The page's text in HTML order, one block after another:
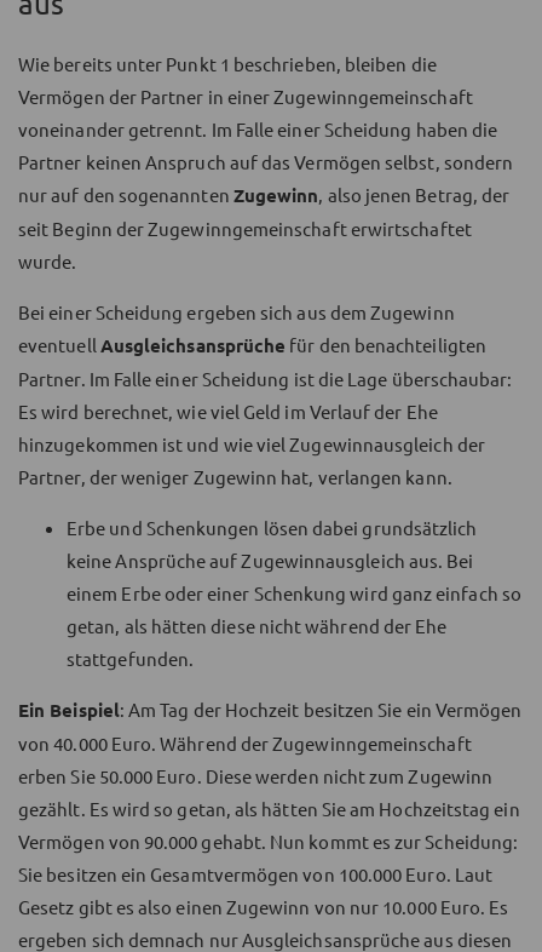
Wie bereits unter Punkt 1 beschrieben, bleiben die
Vermögen der Partner in einer Zugewinngemeinschaft
voneinander getrennt. Im Falle einer Scheidung haben die
Partner keinen Anspruch auf das Vermögen selbst, sondern
nur auf den sogenannten Zugewinn, also jenen Betrag, der
seit Beginn der Zugewinngemeinschaft erwirtschaftet
wurde.
Bei einer Scheidung ergeben sich aus dem Zugewinn
eventuell Ausgleichsansprüche für den benachteiligten
Partner. Im Falle einer Scheidung ist die Lage überschaubar:
Es wird berechnet, wie viel Geld im Verlauf der Ehe
hinzugekommen ist und wie viel Zugewinnausgleich der
Partner, der weniger Zugewinn hat, verlangen kann.
Erbe und Schenkungen lösen dabei grundsätzlich
keine Ansprüche auf Zugewinnausgleich aus. Bei
einem Erbe oder einer Schenkung wird ganz einfach so
getan, als hätten diese nicht während der Ehe
stattgefunden.
Ein Beispiel: Am Tag der Hochzeit besitzen Sie ein Vermögen
von 40.000 Euro. Während der Zugewinngemeinschaft
erben Sie 50.000 Euro. Diese werden nicht zum Zugewinn
gezählt. Es wird so getan, als hätten Sie am Hochzeitstag ein
Vermögen von 90.000 gehabt. Nun kommt es zur Scheidung:
Sie besitzen ein Gesamtvermögen von 100.000 Euro. Laut
Gesetz gibt es also einen Zugewinn von nur 10.000 Euro. Es
ergeben sich demnach nur Ausgleichsansprüche aus diesen